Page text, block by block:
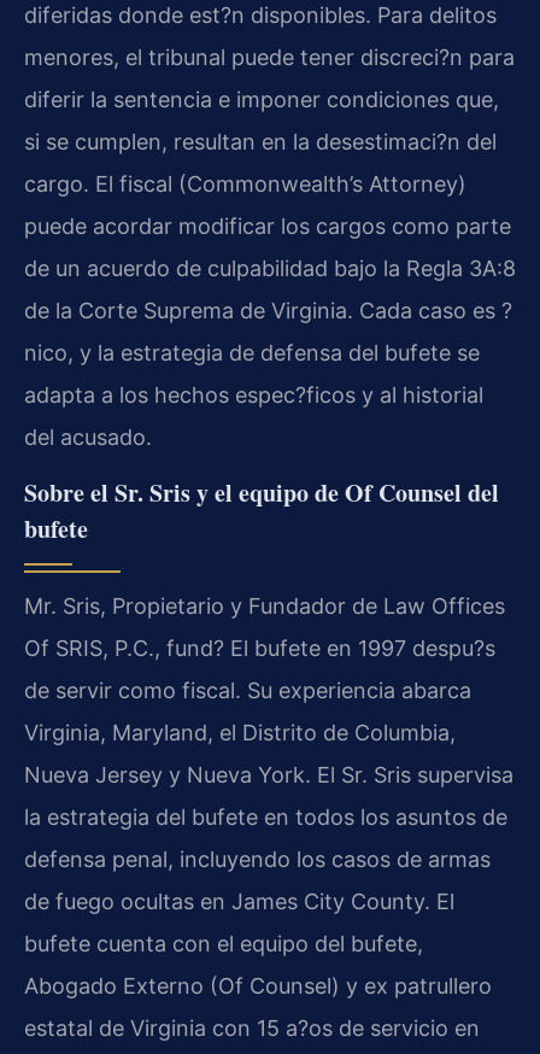
diferidas donde est?n disponibles. Para delitos
menores, el tribunal puede tener discreci?n para
diferir la sentencia e imponer condiciones que,
si se cumplen, resultan en la desestimaci?n del
cargo. El fiscal (Commonwealth’s Attorney)
puede acordar modificar los cargos como parte
de un acuerdo de culpabilidad bajo la Regla 3A:8
de la Corte Suprema de Virginia. Cada caso es ?
nico, y la estrategia de defensa del bufete se
adapta a los hechos espec?ficos y al historial
del acusado.
Sobre el Sr. Sris y el equipo de Of Counsel del
bufete
Mr. Sris, Propietario y Fundador de Law Offices
Of SRIS, P.C., fund? El bufete en 1997 despu?s
de servir como fiscal. Su experiencia abarca
Virginia, Maryland, el Distrito de Columbia,
Nueva Jersey y Nueva York. El Sr. Sris supervisa
la estrategia del bufete en todos los asuntos de
defensa penal, incluyendo los casos de armas
de fuego ocultas en James City County. El
bufete cuenta con el equipo del bufete,
Abogado Externo (Of Counsel) y ex patrullero
estatal de Virginia con 15 a?os de servicio en